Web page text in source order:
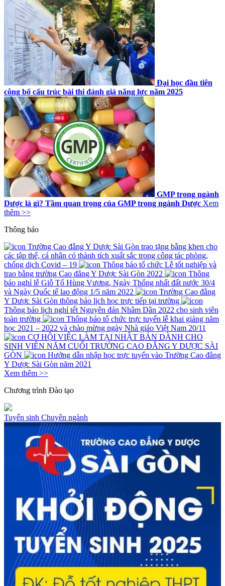
Đại học đầu tiên
công bố cấu trúc bài thi đánh giá năng lực năm 2025
GMP trong ngành
Dược là gì? Tầm quan trọng của GMP trong ngành Dược Xem
thêm >>
Thông báo
Trường Cao đẳng Y Dược Sài Gòn trao tặng bằng khen cho
các tập thể, cá nhân có thành tích xuất sắc trong công tác phòng,
chống dịch Covid – 19
Thông báo tổ chức Lễ tốt nghiệp và
trao bằng trường Cao đẳng Y Dược Sài Gòn 2022
Thông
báo nghỉ lễ Giỗ Tổ Hùng Vương, Ngày Thống nhất đất nước 30/4
và Ngày Quốc tế lao động 1/5 năm 2022
Trường Cao đẳng
Y Dược Sài Gòn thông báo lịch học trực tiếp tại trường
Thông báo lịch nghỉ tết Nguyên đán Nhâm Dần 2022 cho sinh viên
toàn trường
Thông báo tổ chức trực tuyến lễ khai giảng năm
học 2021 – 2022 và chào mừng ngày Nhà giáo Việt Nam 20/11
CƠ HỘI VIỆC LÀM TẠI NHẬT BẢN DÀNH CHO
SINH VIÊN NĂM CUỐI TRƯỜNG CAO ĐẲNG Y DƯỢC SÀI
GÒN
Hướng dẫn nhập học trực tuyến vào Trường Cao đẳng
Y Dược Sài Gòn năm 2021
Xem thêm >>
Chương trình Đào tạo
Tuyển sinh Chuyên ngành